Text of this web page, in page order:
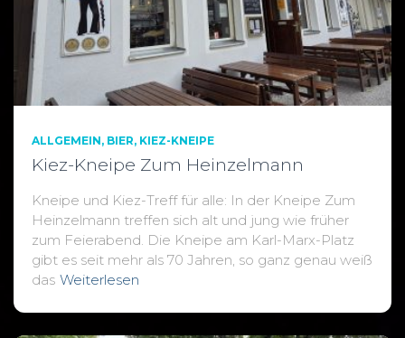
ALLGEMEIN BIER KIEZ-KNEIPE
Kiez-Kneipe Zum Heinzelmann
Kneipe und Kiez-Treff für alle: In der Kneipe Zum
Heinzelmann treffen sich alt und jung wie früher
zum Feierabend. Die Kneipe am Karl-Marx-Platz
gibt es seit mehr als 70 Jahren, so ganz genau weiß
das Weiterlesen